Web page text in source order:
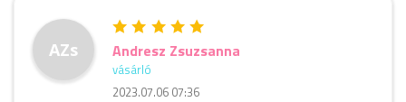
AZs Andresz Zsuzsanna
vásárló
2023.07.06 07:36